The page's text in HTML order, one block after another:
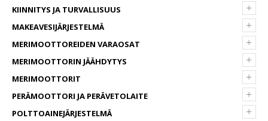
+
KIINNITYS JA TURVALLISUUS
+
MAKEAVESIJÄRJESTELMÄ
+
MERIMOOTTOREIDEN VARAOSAT
+
MERIMOOTTORIN JÄÄHDYTYS
+
MERIMOOTTORIT
+
PERÄMOOTTORI JA PERÄVETOLAITE
+
POLTTOAINEJÄRJESTELMÄ